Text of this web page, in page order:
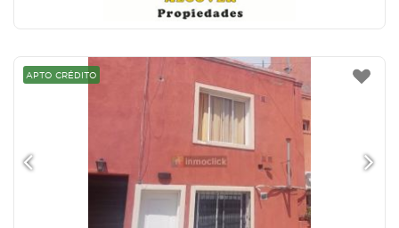
APTO CRÉDITO